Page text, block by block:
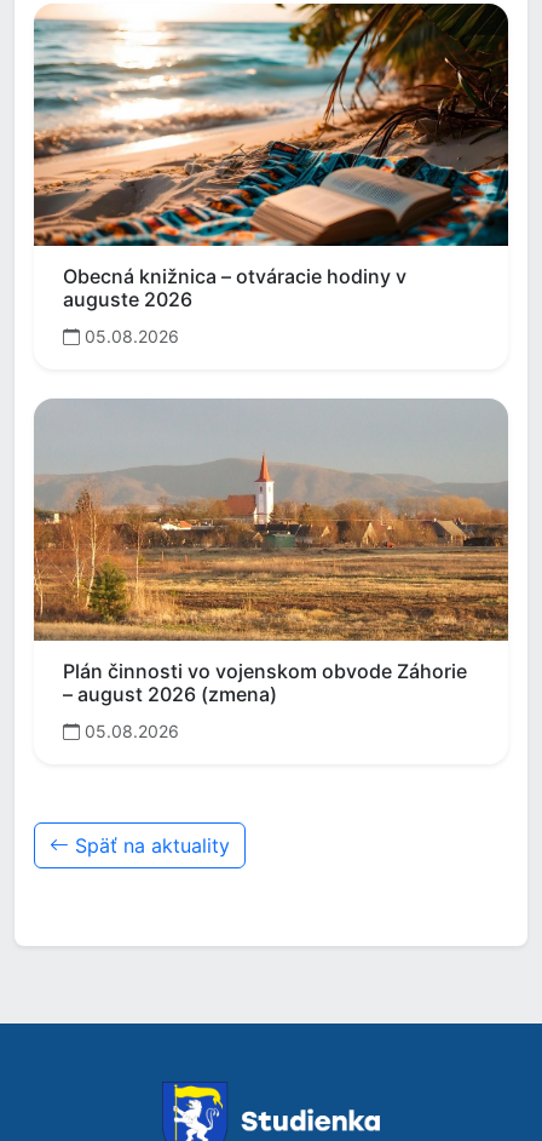
Obecná knižnica – otváracie hodiny v
auguste 2026
05.08.2026
Plán činnosti vo vojenskom obvode Záhorie
– august 2026 (zmena)
05.08.2026
Späť na aktuality